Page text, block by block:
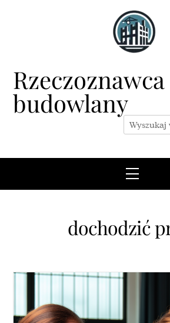
Rzeczoznawca
budowlany
Menu
dochodzić